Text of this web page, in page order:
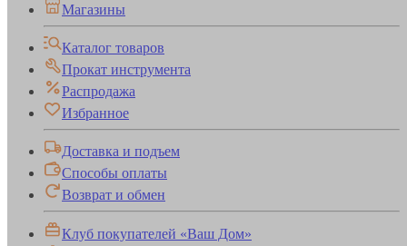
Магазины
Каталог товаров
Прокат инструмента
Распродажа
Избранное
Доставка и подъем
Способы оплаты
Возврат и обмен
Клуб покупателей «Ваш Дом»